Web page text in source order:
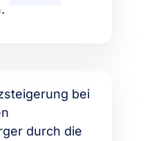
bei
durch die